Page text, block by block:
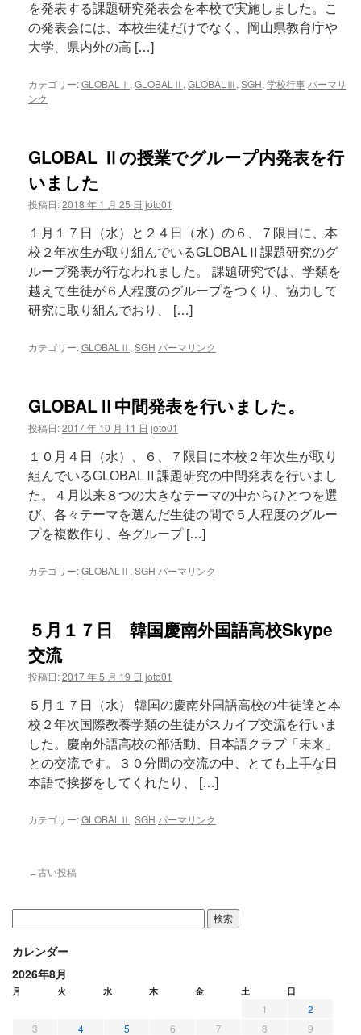
を発表する課題研究発表会を本校で実施しました。こ
の発表会には、本校生徒だけでなく、岡山県教育庁や
大学、県内外の高 […]
カテゴリー:GLOBALⅠ , GLOBALⅡ , GLOBALⅢ, SGH, 学校行事 パーマリ
ンク
GLOBAL Ⅱの授業でグループ内発表を行
いました
投稿日:2018 年 1 月 25 日 joto01
１月１７日（水）と２４日（水）の６、７限目に、本
校２年次生が取り組んでいるGLOBALⅡ課題研究のグ
ループ発表が行なわれました。 課題研究では、学類を
越えて生徒が６人程度のグループをつくり、協力して
研究に取り組んでおり、 […]
カテゴリー:GLOBALⅡ , SGH パーマリンク
GLOBALⅡ中間発表を行いました。
投稿日:2017 年 10 月 11 日 joto01
１０月４日（水）、６、７限目に本校２年次生が取り
組んでいるGLOBALⅡ課題研究の中間発表を行いまし
た。４月以来８つの大きなテーマの中からひとつを選
び、各々テーマを選んだ生徒の間で５人程度のグルー
プを複数作り、各グループ […]
カテゴリー:GLOBALⅡ , SGH パーマリンク
５月１７日 韓国慶南外国語高校Skype
交流
投稿日:2017 年 5 月 19 日 joto01
５月１７日（水） 韓国の慶南外国語高校の生徒達と本
校２年次国際教養学類の生徒がスカイプ交流を行いま
した。慶南外語高校の部活動、日本語クラブ「未来」
との交流です。３０分間の交流の中、とても上手な日
本語で挨拶をしてくれたり、 […]
カテゴリー:GLOBALⅡ , SGH パーマリンク
←古い投稿
カレンダー
2026年8月
月 火 水 木 金 土 日
1
2
3
4 5 6 7 8
9